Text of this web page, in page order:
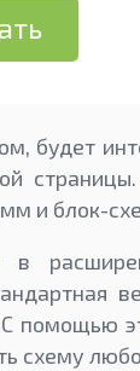
будет
и блок-
в
С помощью
схему